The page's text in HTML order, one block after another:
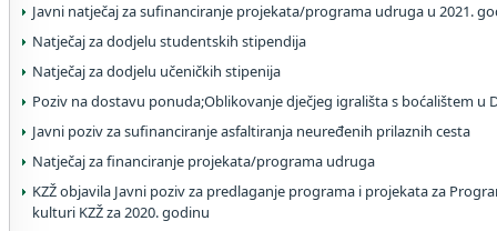
Javni natječaj za sufinanciranje projekata/programa udruga u 2021.
Natječaj za dodjelu studentskih stipendija
Natječaj za dodjelu učeničkih stipenija
Poziv na dostavu ponuda;Oblikovanje dječjeg igrališta s boćalištem u
Javni poziv za sufinanciranje asfaltiranja neuređenih prilaznih cesta
Natječaj za financiranje projekata/programa udruga
KZŽ objavila Javni poziv za predlaganje programa i projekata za
kulturi KZŽ za 2020. godinu